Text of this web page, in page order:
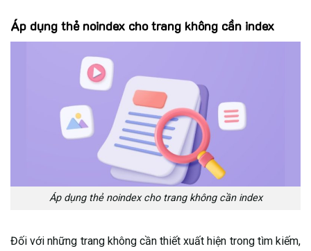
Áp dụng thẻ noindex cho trang không cần index
Áp dụng thẻ noindex cho trang không cần index
Đối với những trang không cần thiết xuất hiện trong tìm kiếm,